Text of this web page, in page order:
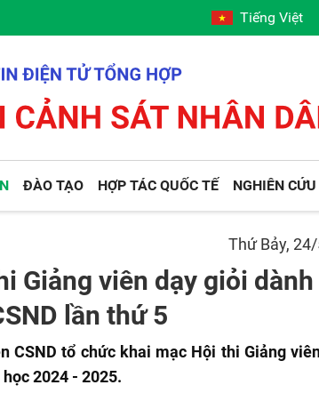
Tiếng Việt
ĐÀO TẠO HỢP TÁC QUỐC TẾ NGHIÊN
Thứ Bảy,
Giảng viên dạy giỏi
lần thứ 5
CSND tổ chức khai mạc Hội thi Giảng
2024 - 2025.